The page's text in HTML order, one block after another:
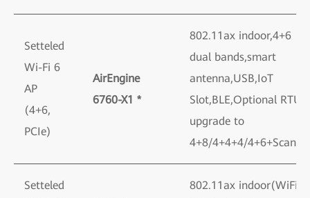
Setteled
Wi-Fi 6
AP
(4+6,
PCIe)
AirEngine
6760-X1 *
802.11ax indoor,4+6
dual bands,smart
antenna,USB,IoT
Slot,BLE,Optional RTU
upgrade to
4+8/4+4+4/4+6+Scan
Setteled
802.11ax indoor(WiFi